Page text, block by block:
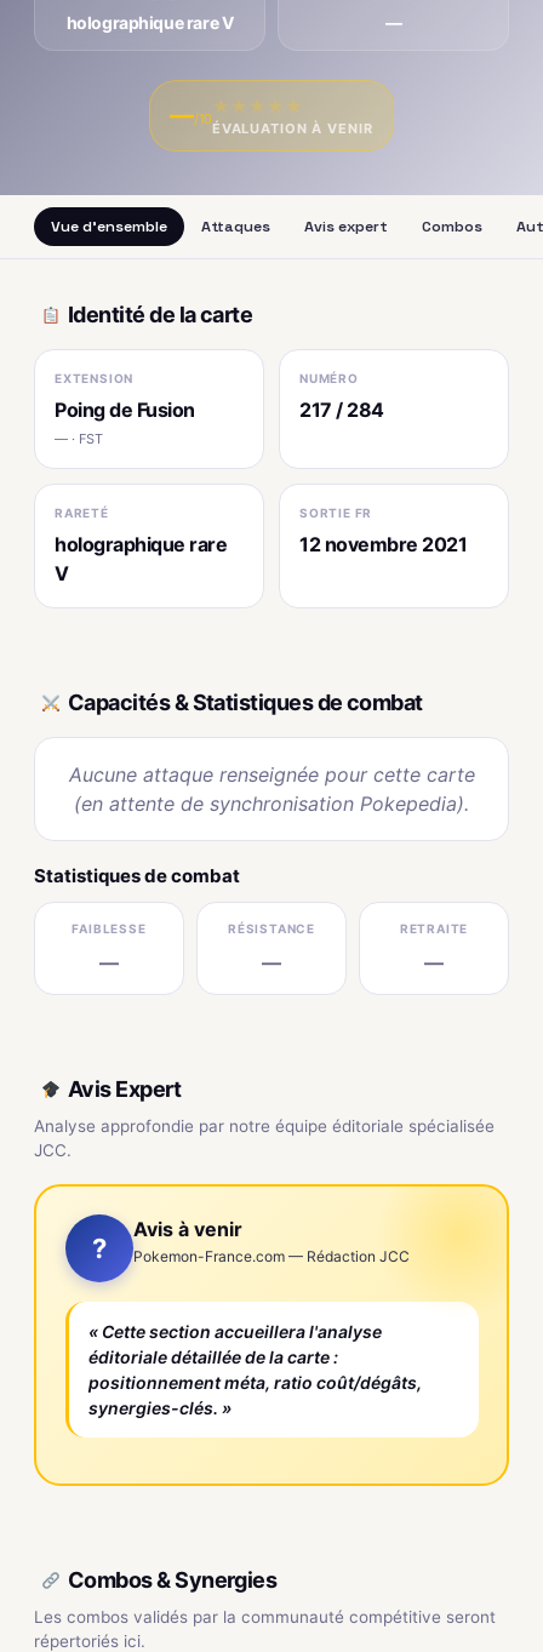
holographique rare V —
—/10
★ ★ ★ ★ ★
ÉVALUATION À VENIR
Vue d'ensemble Attaques Avis expert Combos
Identité de la carte
EXTENSION
Poing de Fusion
— · FST
NUMÉRO
217 / 284
RARETÉ
holographique rare
V
SORTIE FR
12 novembre 2021
Capacités & Statistiques de combat
Aucune attaque renseignée pour cette carte
(en attente de synchronisation Pokepedia).
Statistiques de combat
FAIBLESSE
—
RÉSISTANCE
—
RETRAITE
—
Avis Expert
Analyse approfondie par notre équipe éditoriale spécialisée
JCC.
?
Avis à venir
Pokemon-France.com — Rédaction JCC
« Cette section accueillera l'analyse
éditoriale détaillée de la carte :
positionnement méta, ratio coût/dégâts,
synergies-clés. »
Combos & Synergies
Les combos validés par la communauté compétitive seront
répertoriés ici.